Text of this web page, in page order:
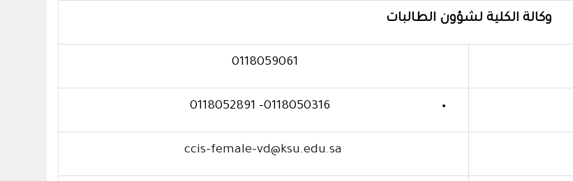
وكالة الكلية لشؤون الطالبات
0118059061
0118050316- 0118052891
ccis-female-vd@ksu.edu.sa